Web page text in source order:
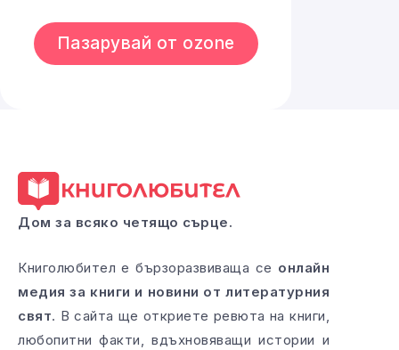
Пазарувай от ozone
Дом за всяко четящо сърце.
Книголюбител е бързоразвиваща се онлайн
медия за книги и новини от литературния
свят. В сайта ще откриете ревюта на книги,
любопитни факти, вдъхновяващи истории и